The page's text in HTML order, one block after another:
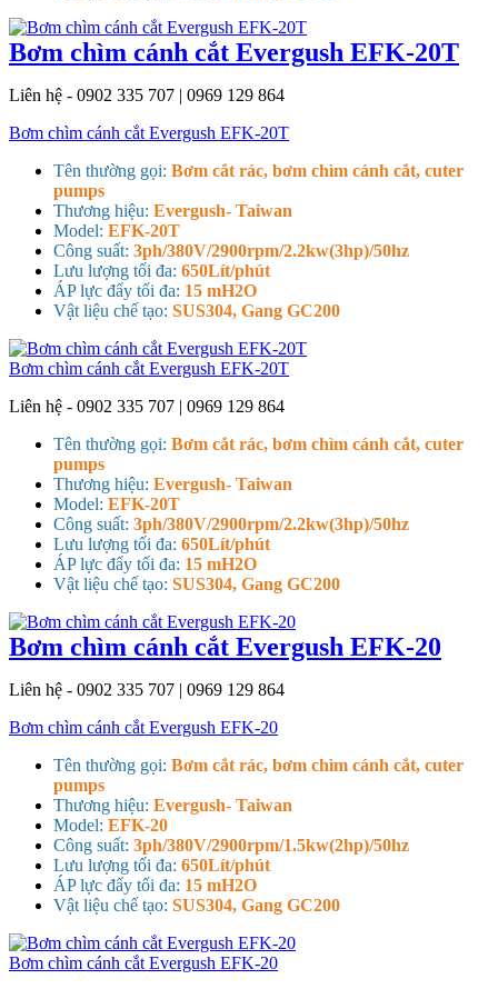
Bơm chìm cánh cắt Evergush EFK-20T
Liên hệ - 0902 335 707 | 0969 129 864
Bơm chìm cánh cắt Evergush EFK-20T
Tên thường gọi: Bơm cắt rác, bơm chìm cánh cắt, cuter
pumps
Thương hiệu: Evergush- Taiwan
Model: EFK-20T
Công suất: 3ph/380V/2900rpm/2.2kw(3hp)/50hz
Lưu lượng tối đa: 650Lít/phút
ÁP lực đẩy tối đa: 15 mH2O
Vật liệu chế tạo: SUS304, Gang GC200
Bơm chìm cánh cắt Evergush EFK-20T
Liên hệ - 0902 335 707 | 0969 129 864
Tên thường gọi: Bơm cắt rác, bơm chìm cánh cắt, cuter
pumps
Thương hiệu: Evergush- Taiwan
Model: EFK-20T
Công suất: 3ph/380V/2900rpm/2.2kw(3hp)/50hz
Lưu lượng tối đa: 650Lít/phút
ÁP lực đẩy tối đa: 15 mH2O
Vật liệu chế tạo: SUS304, Gang GC200
Bơm chìm cánh cắt Evergush EFK-20
Liên hệ - 0902 335 707 | 0969 129 864
Bơm chìm cánh cắt Evergush EFK-20
Tên thường gọi: Bơm cắt rác, bơm chìm cánh cắt, cuter
pumps
Thương hiệu: Evergush- Taiwan
Model: EFK-20
Công suất: 3ph/380V/2900rpm/1.5kw(2hp)/50hz
Lưu lượng tối đa: 650Lít/phút
ÁP lực đẩy tối đa: 15 mH2O
Vật liệu chế tạo: SUS304, Gang GC200
Bơm chìm cánh cắt Evergush EFK-20